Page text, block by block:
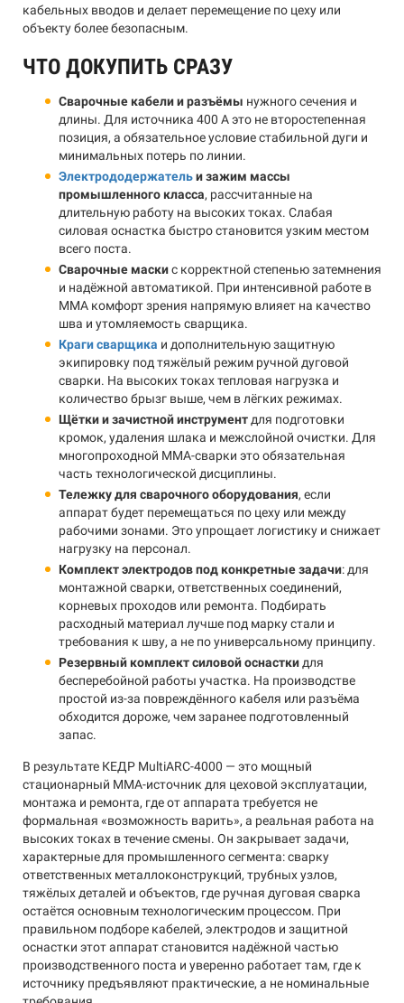
кабельных вводов и делает перемещение по цеху или
объекту более безопасным.
ЧТО ДОКУПИТЬ СРАЗУ
Сварочные кабели и разъёмы нужного сечения и
длины. Для источника 400 А это не второстепенная
позиция, а обязательное условие стабильной дуги и
минимальных потерь по линии.
Электрододержательи зажим массы
промышленного класса, рассчитанные на
длительную работу на высоких токах. Слабая
силовая оснастка быстро становится узким местом
всего поста.
Сварочные маскис корректной степенью затемнения
и надёжной автоматикой. При интенсивной работе в
MMA комфорт зрения напрямую влияет на качество
шва и утомляемость сварщика.
Краги сварщика и дополнительную защитную
экипировку под тяжёлый режим ручной дуговой
сварки. На высоких токах тепловая нагрузка и
количество брызг выше, чем в лёгких режимах.
Щётки и зачистной инструмент для подготовки
кромок, удаления шлака и межслойной очистки. Для
многопроходной MMA-сварки это обязательная
часть технологической дисциплины.
Тележку для сварочного оборудования, если
аппарат будет перемещаться по цеху или между
рабочими зонами. Это упрощает логистику и снижает
нагрузку на персонал.
Комплект электродов под конкретные задачи: для
монтажной сварки, ответственных соединений,
корневых проходов или ремонта. Подбирать
расходный материал лучше под марку стали и
требования к шву, а не по универсальному принципу.
Резервный комплект силовой оснастки для
бесперебойной работы участка. На производстве
простой из-за повреждённого кабеля или разъёма
обходится дороже, чем заранее подготовленный
запас.
В результате КЕДР MultiARC-4000 — это мощный
стационарный MMA-источник для цеховой эксплуатации,
монтажа и ремонта, где от аппарата требуется не
формальная «возможность варить», а реальная работа на
высоких токах в течение смены. Он закрывает задачи,
характерные для промышленного сегмента: сварку
ответственных металлоконструкций, трубных узлов,
тяжёлых деталей и объектов, где ручная дуговая сварка
остаётся основным технологическим процессом. При
правильном подборе кабелей, электродов и защитной
оснастки этот аппарат становится надёжной частью
производственного поста и уверенно работает там, где к
источнику предъявляют практические, а не номинальные